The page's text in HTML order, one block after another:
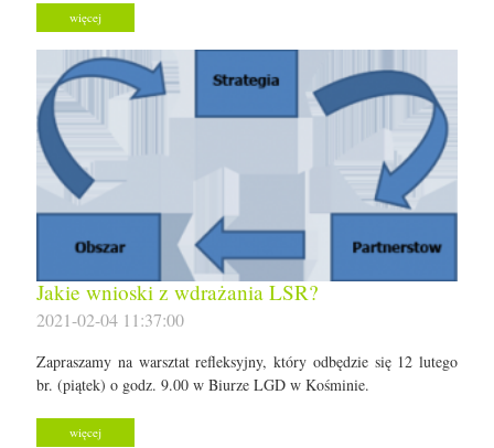
więcej
Jakie wnioski z wdrażania LSR?
2021-02-04 11:37:00
Zapraszamy na warsztat refleksyjny, który odbędzie się 12 lutego
br. (piątek) o godz. 9.00 w Biurze LGD w Kośminie.
więcej